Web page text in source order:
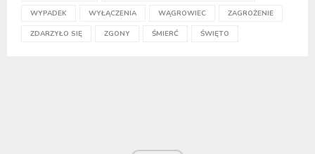
WYPADEK WYŁĄCZENIA WĄGROWIEC ZAGROŻENIE
ZDARZYŁO SIĘ ZGONY ŚMIERĆ ŚWIĘTO